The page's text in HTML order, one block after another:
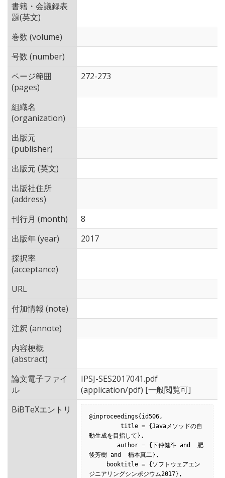
書籍・会議録表
題(英文)
巻数 (volume)
号数 (number)
ページ範囲
(pages)
272-273
組織名
(organization)
出版元
(publisher)
出版元 (英文)
出版社住所
(address)
刊行月 (month)
8
出版年 (year)
2017
採択率
(acceptance)
URL
付加情報 (note)
注釈 (annote)
内容梗概
(abstract)
論文電子ファイ
ル
IPSJ-SES2017041.pdf
(application/pdf) [一般閲覧可]
BiBTeXエントリ
@inproceedings{id506,
動生成を目指して},
後芳樹 and  楠本真二},
ジニアリングシンポジウム2017},